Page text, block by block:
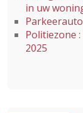
in uw
Politiezone
2025